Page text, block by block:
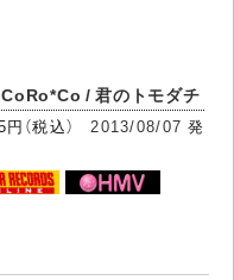
/ 君のトモダチ
（税込）2013/08/07 発